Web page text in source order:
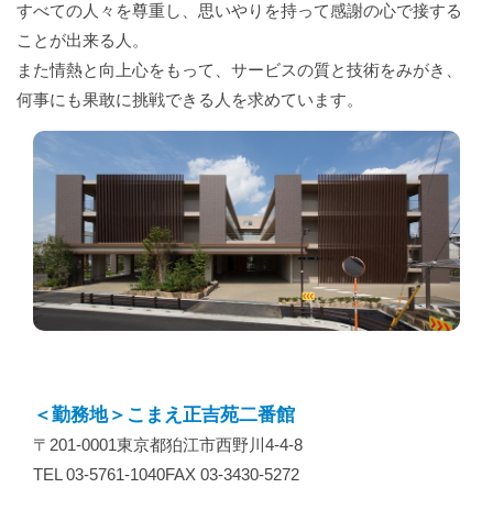
すべての人々を尊重し、思いやりを持って感謝の心で接する
ことが出来る人。
また情熱と向上心をもって、サービスの質と技術をみがき、
何事にも果敢に挑戦できる人を求めています。
＜勤務地＞こまえ正吉苑二番館
〒201-0001東京都狛江市西野川4-4-8
TEL 03-5761-1040FAX 03-3430-5272